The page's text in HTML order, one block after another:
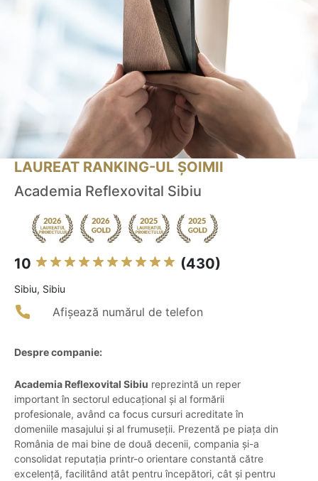
LAUREAT RANKING-UL ȘOIMII
Academia Reflexovital Sibiu
10 (430)
Sibiu, Sibiu
Afișează numărul de telefon
Despre companie:
Academia Reflexovital Sibiu reprezintă un reper
important în sectorul educațional și al formării
profesionale, având ca focus cursuri acreditate în
domeniile masajului și al frumuseții. Prezentă pe piața din
România de mai bine de două decenii, compania și-a
consolidat reputația printr-o orientare constantă către
excelență, facilitând atât pentru începători, cât și pentru